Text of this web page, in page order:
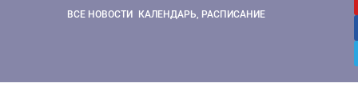
ВСЕ НОВОСТИ КАЛЕНДАРЬ, РАСПИСАНИЕ